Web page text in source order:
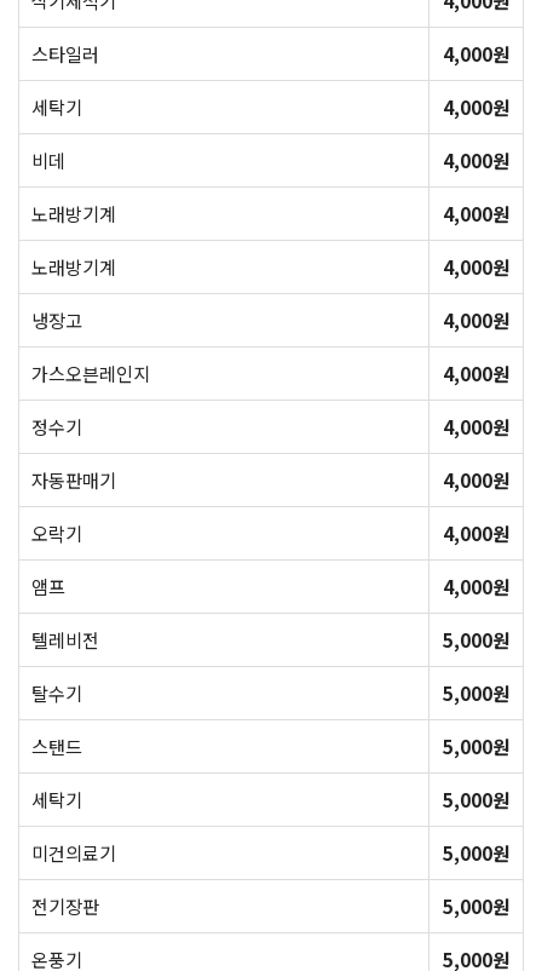
스타일러
4,000원
세탁기
4,000원
비데
4,000원
노래방기계
4,000원
노래방기계
4,000원
냉장고
4,000원
가스오븐레인지
4,000원
정수기
4,000원
자동판매기
4,000원
오락기
4,000원
앰프
4,000원
텔레비전
5,000원
탈수기
5,000원
스탠드
5,000원
세탁기
5,000원
미건의료기
5,000원
전기장판
5,000원
온풍기
5,000원